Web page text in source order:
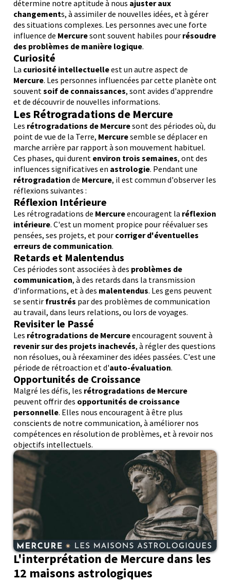
détermine notre aptitude à nous ajuster aux
changements, à assimiler de nouvelles idées, et à gérer
des situations complexes. Les personnes avec une forte
influence de Mercuresont souvent habiles pour résoudre
des problèmes de manière logique.
Curiosité
La curiosité intellectuelleest un autre aspect de
Mercure. Les personnes influencées par cette planète ont
souventsoif de connaissances, sont avides d'apprendre
et de découvrir de nouvelles informations.
Les Rétrogradations de Mercure
Les rétrogradations de Mercuresont des périodes où, du
point de vue de la Terre, Mercuresemble se déplacer en
marche arrière par rapport à son mouvement habituel.
Ces phases, qui durent environ trois semaines, ont des
influences significatives en astrologie. Pendant une
rétrogradation de Mercure, il est commun d'observer les
réflexions suivantes :
Réflexion Intérieure
Les rétrogradations de Mercureencouragent la réflexion
intérieure. C'est un moment propice pour réévaluer ses
pensées, ses projets, et pour corriger d'éventuelles
erreurs de communication.
Retards et Malentendus
Ces périodes sont associées à des problèmes de
communication, à des retards dans la transmission
d'informations, et à des malentendus. Les gens peuvent
se sentir frustrés par des problèmes de communication
au travail, dans leurs relations, ou lors de voyages.
Revisiter le Passé
Les rétrogradations de Mercureencouragent souvent à
revenir sur des projets inachevés, à régler des questions
non résolues, ou à réexaminer des idées passées. C'est une
période de rétroaction et d'auto-évaluation.
Opportunités de Croissance
Malgré les défis, les rétrogradations de Mercure
peuvent offrir des opportunités de croissance
personnelle. Elles nous encouragent à être plus
conscients de notre communication, à améliorer nos
compétences en résolution de problèmes, et à revoir nos
objectifs intellectuels.
L'interprétation de Mercure dans les
12 maisons astrologiques